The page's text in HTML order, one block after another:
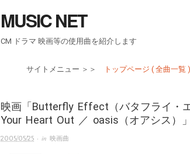
MUSIC NET
CM ドラマ 映画等の使用曲を紹介します
サイトメニュー ＞＞ トップページ ( 全曲一覧 )
映画「Butterfly Effect（バタフライ・
Your Heart Out ／ oasis（オアシス）」
2005/05/25 · in 映画曲